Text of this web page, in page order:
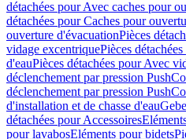
détachées pour Avec caches pour
détachées pour Caches pour
ouverture d'évacuationPièces
vidage excentriquePièces
d'eauPièces détachées pour Avec
déclenchement par pression
déclenchement par pression
d'installation et de chasse d'eau
détachées pour Accessoires
pour lavabosEléments pour bidets